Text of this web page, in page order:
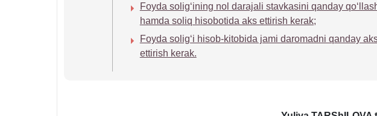
Foyda soligʻining nol darajali stavkasini qanday
hamda soliq hisobotida aks ettirish kerak;
Foyda soligʻi hisob-kitobida jami daromadni qanday
ettirish kerak.